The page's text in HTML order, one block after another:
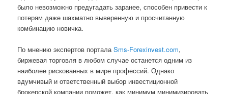
было невозможно предугадать заранее, способен привести к
потерям даже шахматно выверенную и просчитанную
комбинацию новичка.
По мнению экспертов порталаSms-Forexinvest.com,
биржевая торговля в любом случае останется одним из
наиболее рискованных в мире профессий. Однако
вдумчивый и ответственный выбор инвестиционной
брокерской компании поможет, как минимум минимизировать